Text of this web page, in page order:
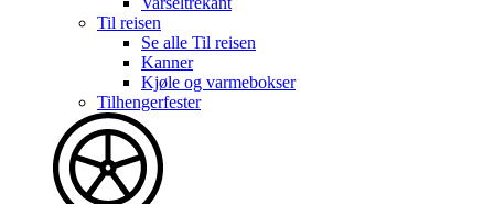
Til reisen
Se alle Til reisen
Kanner
Kjøle og varmebokser
Tilhengerfester